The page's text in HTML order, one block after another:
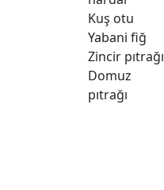
Kuş otu
Yabani fiğ
Zincir pıtrağı
Domuz
pıtrağı